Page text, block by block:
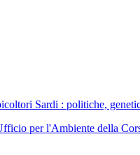
Sardi : politiche,
per l'Ambiente della